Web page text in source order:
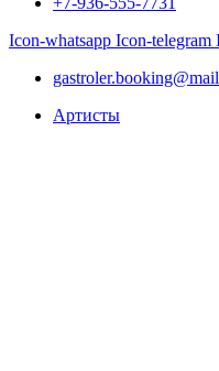
Icon-whatsapp Icon-telegram
Артисты